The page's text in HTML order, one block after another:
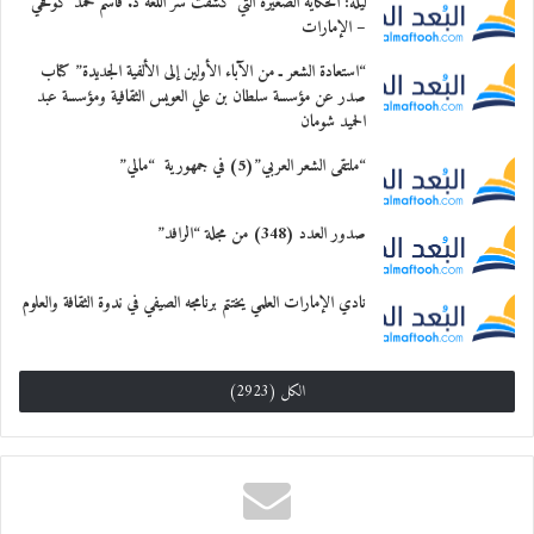
مرسم حر للسيدات
لتشجيع وصقل مواهبهن في غمرة انشغالهن بشؤون
المنزل
والتزامات الحياة.
معجب بهذه:
– الإمارات
“استعادة الشعر ـ من الآباء الأولين إلى الألفية الجديدة” كتاب
صدر عن مؤسسة سلطان بن علي العويس الثقافية ومؤسسة عبد
الحميد شومان
“ملتقى الشعر العربي”(5) في جمهورية “مالي”
صدور العدد (348) من مجلة “الرافد”
نادي الإمارات العلمي يختتم برنامجه الصيفي في ندوة الثقافة والعلوم
الكل (2923)